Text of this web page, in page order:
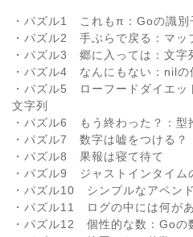
・パズル1 これもπ：Goの識別
・パズル2 手ぶらで戻る：マッ
・パズル3 郷に入っては：文字
・パズル4 なんにもない：nilの
・パズル5 ローフードダイエッ
文字列
・パズル6 もう終わった？：型
・パズル7 数字は嘘をつける？
・パズル8 果報は寝て待て
・パズル9 ジャストインタイム
・パズル10 シンプルなアペン
・パズル11 ログの中には何が
・パズル12 個性的な数：Goの